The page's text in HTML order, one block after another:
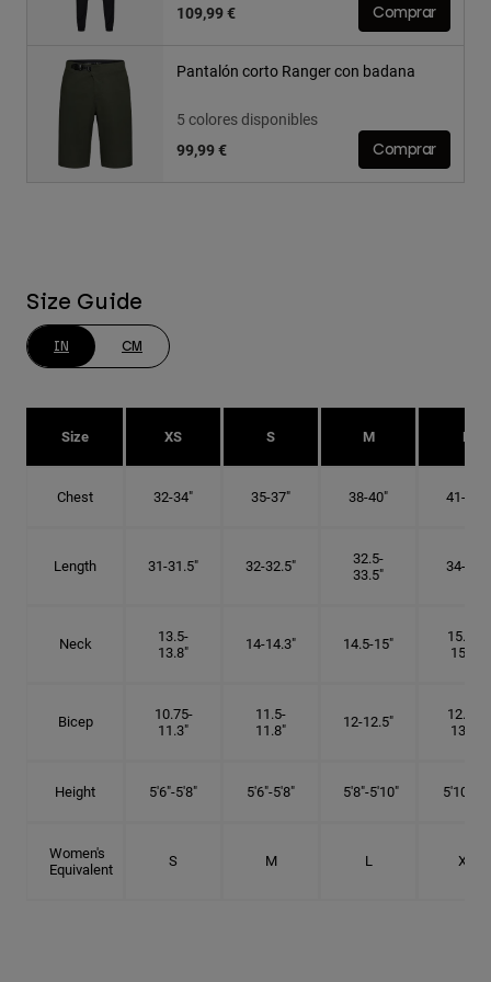
109,99 € Comprar
Pantalón corto Ranger con badana
5 colores disponibles
99,99 €
Comprar
Size Guide
IN CM
Size XS S M L
Chest 32-34" 35-37" 38-40" 41-43"
Length 31-31.5" 32-32.5"
32.5-
33.5"
34-35"
Neck
13.5-
13.8"
14-14.3" 14.5-15"
15.25-
15.5"
Bicep
10.75-
11.3"
11.5-
11.8"
12-12.5"
12.75-
13.3"
Height 5'6"-5'8" 5'6"-5'8" 5'8"-5'10" 5'10"- 6'
Women's
Equivalent
S M L XL